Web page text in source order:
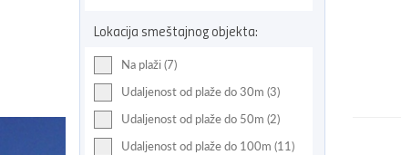
Lokacija smeštajnog objekta:
Na plaži (7)
Udaljenost od plaže do 30m (3)
Udaljenost od plaže do 50m (2)
Udaljenost od plaže do 100m (11)